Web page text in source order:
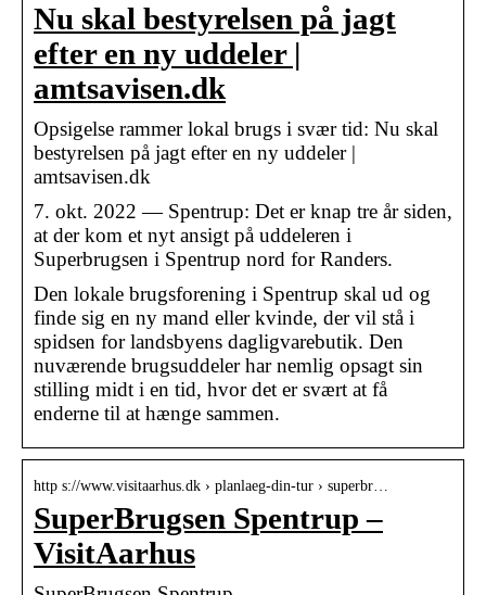
Nu skal bestyrelsen på jagt
efter en ny uddeler |
amtsavisen.dk
Opsigelse rammer lokal brugs i svær tid: Nu skal
bestyrelsen på jagt efter en ny uddeler |
amtsavisen.dk
7. okt. 2022 — Spentrup: Det er knap tre år siden,
at der kom et nyt ansigt på uddeleren i
Superbrugsen i Spentrup nord for Randers.
Den lokale brugsforening i Spentrup skal ud og
finde sig en ny mand eller kvinde, der vil stå i
spidsen for landsbyens dagligvarebutik. Den
nuværende brugsuddeler har nemlig opsagt sin
stilling midt i en tid, hvor det er svært at få
enderne til at hænge sammen.
http s://www.visitaarhus.dk › planlaeg-din-tur › superbr…
SuperBrugsen Spentrup –
VisitAarhus